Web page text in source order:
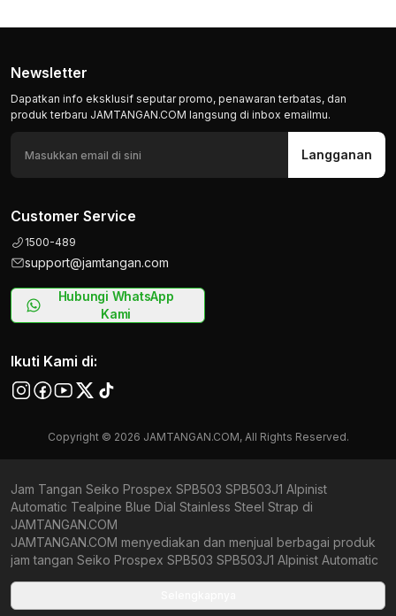
Newsletter
Dapatkan info eksklusif seputar promo, penawaran terbatas, dan
produk terbaru JAMTANGAN.COM langsung di inbox emailmu.
Langganan
Customer Service
1500-489
support@jamtangan.com
Hubungi WhatsApp
Kami
Ikuti Kami di:
Copyright © 2026 JAMTANGAN.COM, All Rights Reserved.
Jam Tangan Seiko Prospex SPB503 SPB503J1 Alpinist
Automatic Tealpine Blue Dial Stainless Steel Strap di
JAMTANGAN.COM
JAMTANGAN.COM menyediakan dan menjual berbagai produk
jam tangan Seiko Prospex SPB503 SPB503J1 Alpinist Automatic
berkomitmen untuk memberi penawaran terbaik bagi setiap